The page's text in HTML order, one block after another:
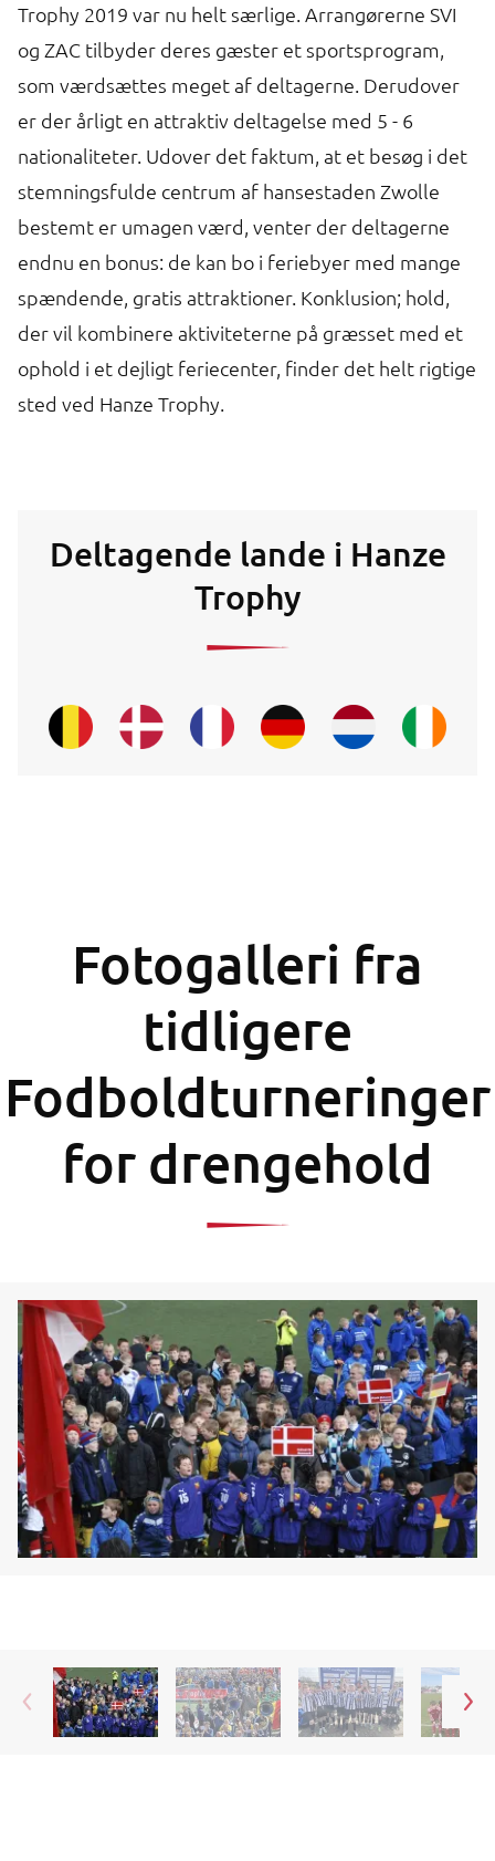
Trophy 2019 var nu helt særlige. Arrangørerne SVI
og ZAC tilbyder deres gæster et sportsprogram,
som værdsættes meget af deltagerne. Derudover
er der årligt en attraktiv deltagelse med 5 - 6
nationaliteter. Udover det faktum, at et besøg i det
stemningsfulde centrum af hansestaden Zwolle
bestemt er umagen værd, venter der deltagerne
endnu en bonus: de kan bo i feriebyer med mange
spændende, gratis attraktioner. Konklusion; hold,
der vil kombinere aktiviteterne på græsset med et
ophold i et dejligt feriecenter, finder det helt rigtige
sted ved Hanze Trophy.
Deltagende lande i Hanze
Trophy
Fotogalleri fra
tidligere
Fodboldturneringer
for drengehold